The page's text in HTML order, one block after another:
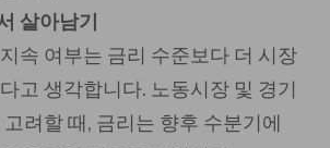
살아남기
속 여부는 금리 수준보다 더 시장
고 생각합니다. 노동시장 및 경기
려할 때, 금리는 향후 수분기에